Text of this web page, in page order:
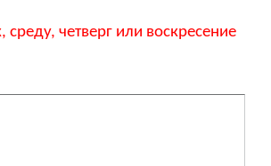
среду, четверг или воскресение